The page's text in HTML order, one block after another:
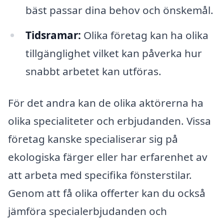
bäst passar dina behov och önskemål.
Tidsramar: Olika företag kan ha olika
tillgänglighet vilket kan påverka hur
snabbt arbetet kan utföras.
För det andra kan de olika aktörerna ha
olika specialiteter och erbjudanden. Vissa
företag kanske specialiserar sig på
ekologiska färger eller har erfarenhet av
att arbeta med specifika fönsterstilar.
Genom att få olika offerter kan du också
jämföra specialerbjudanden och